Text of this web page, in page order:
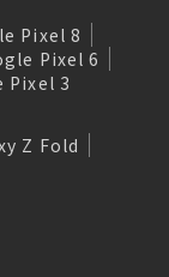
Pixel 8
Pixel 6
Pixel 3
Z Fold